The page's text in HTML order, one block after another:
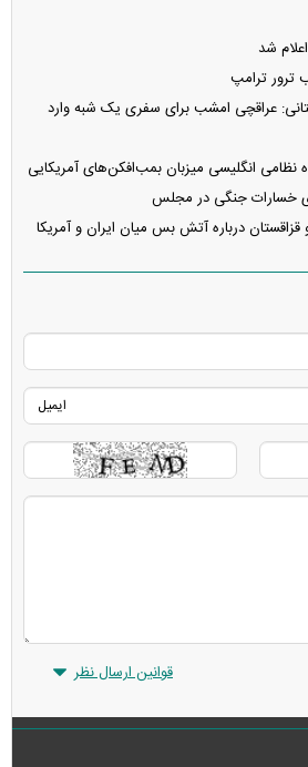
شد
ترامپ
عراقچی امشب برای سفری یک شبه وارد
نظامی انگلیسی میزبان بمب‌افکن‌های آمریکایی
خسارات جنگی در مجلس
قزاقستان درباره آتش بس میان ایران و آمریکا
قوانین ارسال نظر